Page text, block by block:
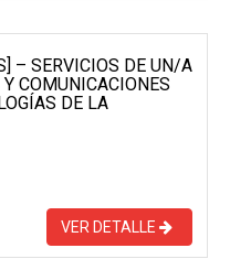
– SERVICIOS DE UN/A
COMUNICACIONES
DE LA
VER DETALLE